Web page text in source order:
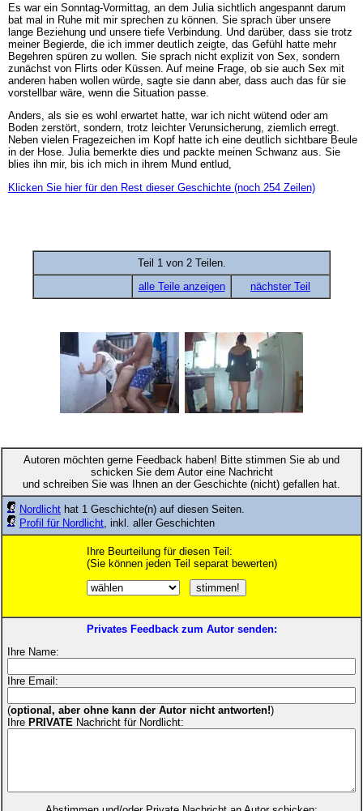
Es war ein Sonntag-Vormittag, an dem Julia sichtlich angespannt darum
bat mal in Ruhe mit mir sprechen zu können. Sie sprach über unsere
lange Beziehung und unsere tiefe Verbindung. Und darüber, dass sie trotz
meiner Begierde, die ich immer deutlich zeigte, das Gefühl hatte mehr
Begehren spüren zu wollen. Sie sprach nicht explizit von Sex, sondern
zunächst von Flirts oder Küssen. Auf meine Frage, ob sie auch Sex mit
anderen haben wollen würde, sagte sie dann aber, dass auch das für sie
vorstellbar wäre, wenn die Situation passe.
Anders, als sie es wohl erwartet hatte, war ich nicht wütend oder am
Boden zerstört, sondern, trotz leichter Verunsicherung, ziemlich erregt.
Neben vielen Fragezeichen im Kopf hatte ich eine deutlich sichtbare Beule
in der Hose. Julia bemerkte dies und packte meinen Schwanz aus. Sie
blies ihn mir, bis ich mich in ihrem Mund entlud,
Klicken Sie hier für den Rest dieser Geschichte (noch 254 Zeilen)
Teil 1 von 2 Teilen.
alle Teile anzeigen
nächster Teil
Autoren möchten gerne Feedback haben! Bitte stimmen Sie ab und
schicken Sie dem Autor eine Nachricht
und schreiben Sie was Ihnen an der Geschichte (nicht) gefallen hat.
Nordlicht hat 1 Geschichte(n) auf diesen Seiten.
Profil für Nordlicht , inkl. aller Geschichten
Ihre Beurteilung für diesen Teil:
(Sie können jeden Teil separat bewerten)
Privates Feedback zum Autor senden:
Ihre Name:
Ihre Email:
(optional, aber ohne kann der Autor nicht antworten!)
Ihre PRIVATE Nachricht für Nordlicht: